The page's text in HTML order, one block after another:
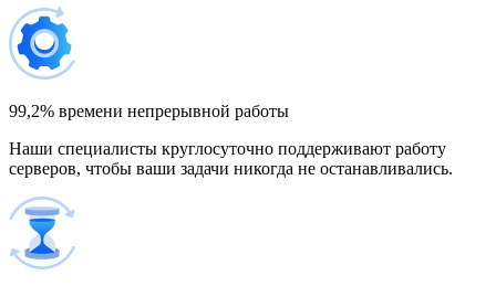
Великобритания
1 032,00 $
500 IP-адресов
1 700,00 $
99,2% времени непрерывной работы
Наши специалисты круглосуточно поддерживают работу
серверов, чтобы ваши задачи никогда не останавливались.